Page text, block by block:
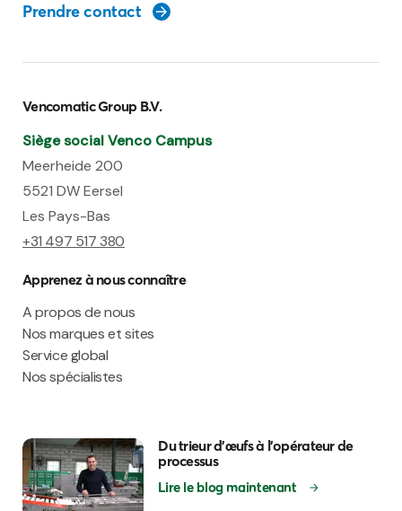
Prendre contact
Vencomatic Group B.V.
Siège social Venco Campus
Meerheide 200
5521 DW Eersel
Les Pays-Bas
+31 497 517 380
Apprenez à nous connaître
A propos de nous
Nos marques et sites
Service global
Nos spécialistes
Du trieur d'œufs à l'opérateur de
processus
Lire le blog maintenant